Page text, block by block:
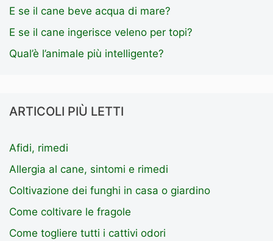
E se il cane beve acqua di mare?
E se il cane ingerisce veleno per topi?
Qual’è l’animale più intelligente?
ARTICOLI PIÙ LETTI
Afidi, rimedi
Allergia al cane, sintomi e rimedi
Coltivazione dei funghi in casa o giardino
Come coltivare le fragole
Come togliere tutti i cattivi odori